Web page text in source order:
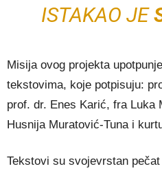
ISTAKAO JE
Misija ovog projekta
tekstovima, koje potpisuju:
prof. dr. Enes Karić, fra Luka
Husnija Muratović-Tuna i
Tekstovi su svojevrstan